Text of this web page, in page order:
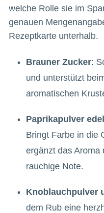
welche Rolle sie im
genauen
Rezeptkarte unterhalb.
Brauner Zucker:
und unterstützt
aromatischen
Paprikapulver
Bringt Farbe in die
ergänzt das Aroma
rauchige Note.
Knoblauchpulver
dem Rub eine